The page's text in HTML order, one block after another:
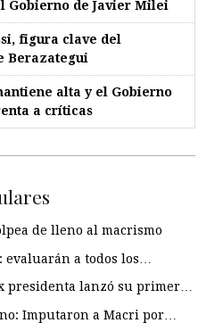
Gobierno de Javier Milei
figura clave del
Berazategui
alta y el Gobierno
a críticas
de lleno al macrismo
a todos los…
presidenta lanzó su primer…
Imputaron a Macri por…